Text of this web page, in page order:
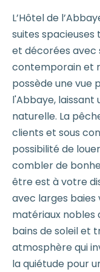
L’Hôtel de
suites
et décorées avec
contemporain et
possède une vue
l'Abbaye, laissant
naturelle. La
clients et sous
possibilité de
combler de
être est à votre
avec larges baies
matériaux nobles
bains de soleil et
atmosphère qui
la quiétude pour